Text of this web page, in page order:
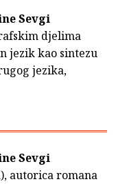
Sevgi
djelima
jezik kao sintezu
jezika,
Sevgi
autorica romana